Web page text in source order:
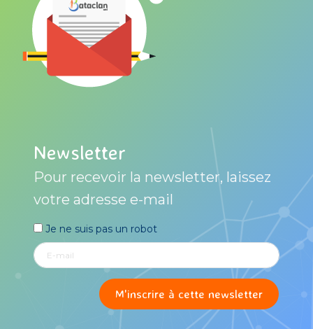
Newsletter
Pour recevoir la newsletter, laissez
votre adresse e-mail
Je ne suis pas un robot